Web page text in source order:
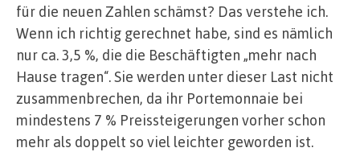
für die neuen Zahlen schämst? Das verstehe ich.
Wenn ich richtig gerechnet habe, sind es nämlich
nur ca. 3,5 %, die die Beschäftigten „mehr nach
Hause tragen“. Sie werden unter dieser Last nicht
zusammenbrechen, da ihr Portemonnaie bei
mindestens 7 % Preissteigerungen vorher schon
mehr als doppelt so viel leichter geworden ist.